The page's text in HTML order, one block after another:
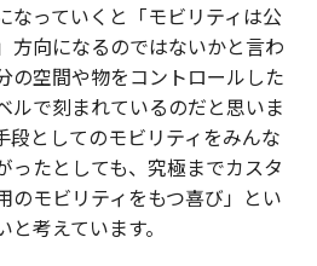
なっていくと「モビリティは公
方向になるのではないかと言わ
の空間や物をコントロールした
ルで刻まれているのだと思いま
段としてのモビリティをみんな
ったとしても、究極までカスタ
のモビリティをもつ喜び」とい
考えています。